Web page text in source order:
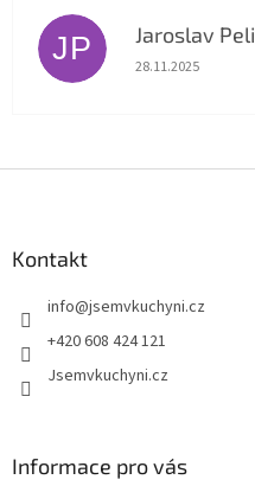
JP Jaroslav
Hodnocení
28.11.2025
Kontakt
info@jsemvkuchyni.cz
+420 608 424 121
Jsemvkuchyni.cz
Informace pro vás